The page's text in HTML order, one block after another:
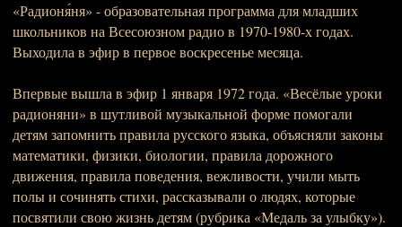
«Радионя́ня» - образовательная программа для младших
школьников на Всесоюзном радио в 1970-1980-х годах.
Выходила в эфир в первое воскресенье месяца.
Впервые вышла в эфир 1 января 1972 года. «Весёлые уроки
радионяни» в шутливой музыкальной форме помогали
детям запомнить правила русского языка, объясняли законы
математики, физики, биологии, правила дорожного
движения, правила поведения, вежливости, учили мыть
полы и сочинять стихи, рассказывали о людях, которые
посвятили свою жизнь детям (рубрика «Медаль за улыбку»).